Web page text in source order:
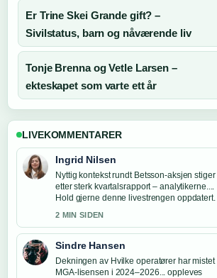
Er Trine Skei Grande gift? –
Sivilstatus, barn og nåværende liv
Tonje Brenna og Vetle Larsen –
ekteskapet som varte ett år
LIVEKOMMENTARER
Ingrid Nilsen
Nyttig kontekst rundt Betsson-aksjen stiger
etter sterk kvartalsrapport – analytikerne....
Hold gjerne denne livestrengen oppdatert.
2 MIN SIDEN
Sindre Hansen
Dekningen av Hvilke operatører har mistet
MGA-lisensen i 2024–2026... oppleves